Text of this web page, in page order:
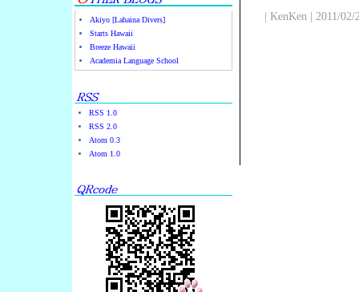
Akiyo [Lahaina Divers]
Starts Hawaii
Breeze Hawaii
Academia Language School
RSS 1.0
RSS 2.0
Atom 0.3
Atom 1.0
| KenKen | 2011/